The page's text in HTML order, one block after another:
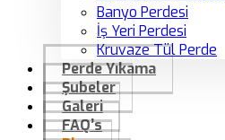
Banyo Perdesi
İş Yeri Perdesi
Kruvaze Tül Perde
Perde Yıkama
Şubeler
Galeri
FAQ’s